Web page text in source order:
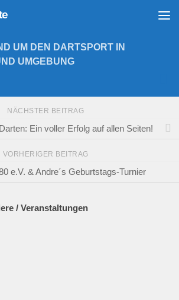
UM DEN DARTSPORT IN
UMGEBUNG
NÄCHSTER BEITRAG
Ein voller Erfolg auf allen Seiten!
VORHERIGER BEITRAG
e.V. & Andre´s Geburtstags-Turnier
/ Veranstaltungen